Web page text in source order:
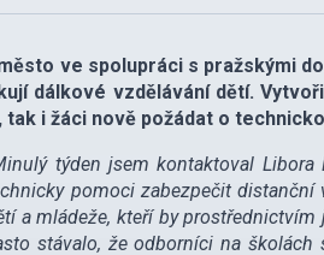
ve spolupráci s pražskými
dálkové vzdělávání dětí.
tak i žáci nově požádat o
týden jsem kontaktoval
pomoci zabezpečit
a mládeže, kteří by
stávalo, že odborníci na